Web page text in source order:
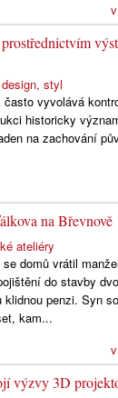
styl
často vyvolává
historicky
na zachování
na Břevnově
ateliéry
se domů vrátil
do stavby
klidnou penzi. Syn
kam...
výzvy 3D